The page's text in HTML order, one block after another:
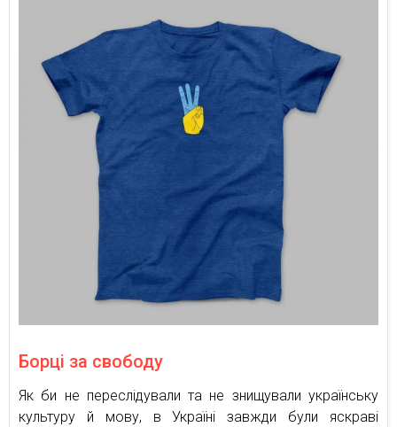
Борці за свободу
Як би не переслідували та не знищували українську
культуру й мову, в Україні завжди були яскраві